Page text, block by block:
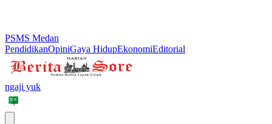
PSMS Medan
PendidikanOpiniGaya HidupEkonomiEditorial
ngaji yuk